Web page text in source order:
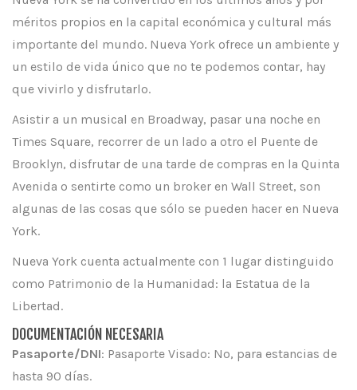
méritos propios en la capital económica y cultural más
importante del mundo. Nueva York ofrece un ambiente y
un estilo de vida único que no te podemos contar, hay
que vivirlo y disfrutarlo.
Asistir a un musical en Broadway, pasar una noche en
Times Square, recorrer de un lado a otro el Puente de
Brooklyn, disfrutar de una tarde de compras en la Quinta
Avenida o sentirte como un broker en Wall Street, son
algunas de las cosas que sólo se pueden hacer en Nueva
York.
Nueva York cuenta actualmente con 1 lugar distinguido
como Patrimonio de la Humanidad: la Estatua de la
Libertad.
DOCUMENTACIÓN NECESARIA
Pasaporte/DNI: Pasaporte Visado: No, para estancias de
hasta 90 días.